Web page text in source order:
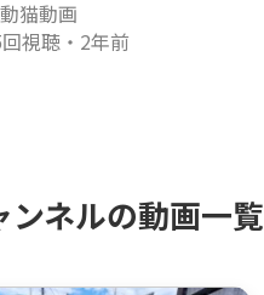
猫動画
視聴 ・ 2年前
ンネルの動画一覧